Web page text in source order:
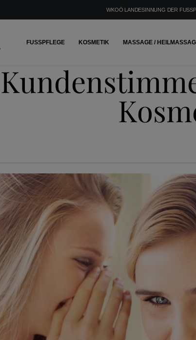
WKOÖ LANDESINNUNG DER
FUSSPFLEGE KOSMETIK MASSAGE /